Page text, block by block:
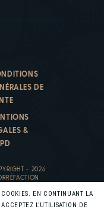
EN CONTINUANT LA
L'UTILISATION DE
DE
&
- 2026